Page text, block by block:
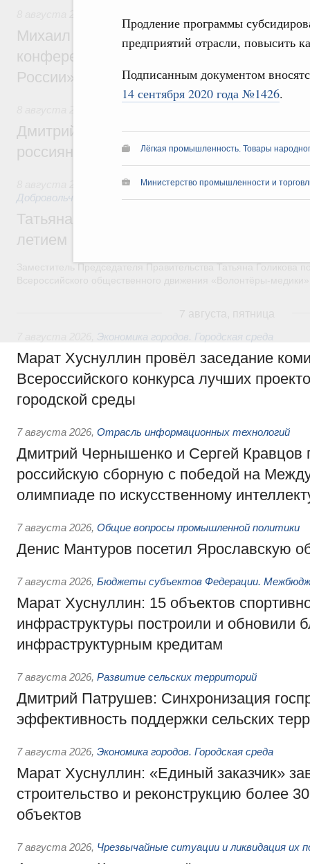
Продление программы
предприятий отрасли, повысить
Подписанным документом
14 сентября 2020 года №1426.
Лёгкая промышленность. Товары
Министерство промышленности и
Михаил Мишустин дал поручения по
конференции «Цифровая индустрия
России»
Дмитрий Чернышенко и Михаил
россиян с Днём физкультурника
Социальные инновации. Некоммерческие
Добровольчество и волонтёрство. Благотворительность
Татьяна Голикова поздравила
летием
Заместитель Председателя Правительства Татьяна Голикова
Экономика городов. Городская среда
Марат Хуснуллин провёл заседание
Всероссийского конкурса лучших
городской среды
7 августа 2026, Отрасль информационных технологий
Дмитрий Чернышенко и Сергей Кравцов
российскую сборную с победой на
олимпиаде по искусственному
7 августа 2026, Общие вопросы промышленной политики
Денис Мантуров посетил Ярославскую
7 августа 2026, Бюджеты субъектов Федерации.
Марат Хуснуллин: 15 объектов
инфраструктуры построили и обновили
инфраструктурным кредитам
7 августа 2026, Развитие сельских территорий
Дмитрий Патрушев: Синхронизация
эффективность поддержки сельских
7 августа 2026, Экономика городов. Городская среда
Марат Хуснуллин: «Единый заказчик»
строительство и реконструкцию более
объектов
7 августа 2026, Чрезвычайные ситуации и ликвидация их